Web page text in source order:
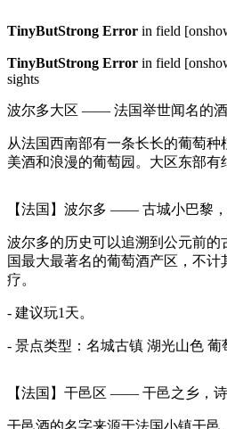
TinyButStrong Error in field
TinyButStrong Error in field
sights
波尔多大区 —— 法国举世闻名的
从法国西南部有一条长长的葡萄
美酒和浪漫的葡萄园。大区东部有
【法国】波尔多 —— 古城小巴黎
波尔多的历史可以追溯到公元前
国最大最著名的葡萄酒产区，不
疗。
- 建议玩1天。
- 景点类型： 名城古镇 湖光山色 葡
【法国】干邑区 —— 干邑之乡，
干邑酒的名字来源于法国小镇干